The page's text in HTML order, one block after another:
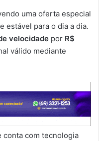
uma oferta especial
estável para o dia a dia.
velocidade por R$
válido mediante
conta com tecnologia